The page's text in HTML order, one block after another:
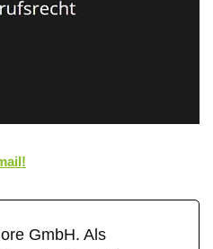
GmbH. Als